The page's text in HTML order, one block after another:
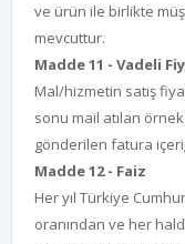
ve ürün ile birlikte
mevcuttur.
Madde 11 - Vadeli
Mal/hizmetin satış
sonu mail atılan
gönderilen fatura
Madde 12 - Faiz
Her yıl Türkiye
oranından ve her